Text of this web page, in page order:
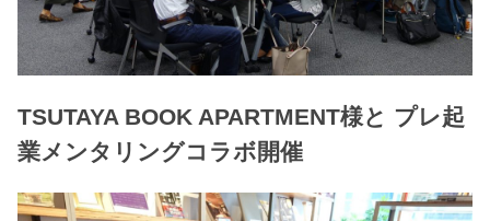
TSUTAYA BOOK APARTMENT様と プレ起
業メンタリングコラボ開催